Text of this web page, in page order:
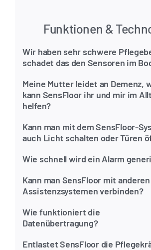
Funktionen &
Wir haben sehr schwere
schadet das den Sensoren im
Meine Mutter leidet an Demenz,
kann SensFloor ihr und mir im
helfen?
Kann man mit dem SensFloor-
auch Licht schalten oder Türen
Wie schnell wird ein Alarm
Kann man SensFloor mit anderen
Assistenzsystemen verbinden?
Wie funktioniert die
Datenübertragung?
Entlastet SensFloor die